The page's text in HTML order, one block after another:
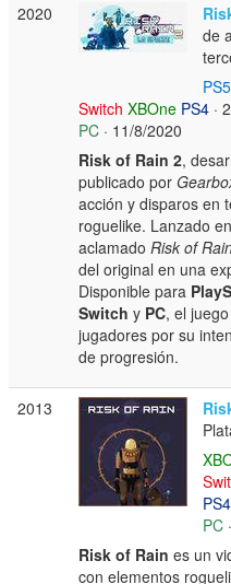
2020
de
PS5
Switch XBOne PS4 ·
PC · 11/8/2020
Risk of Rain 2,
publicado por
acción y disparos en
roguelike. Lanzado
aclamado Risk of
del original en una
Disponible para
Switch y PC, el
jugadores por su
de progresión.
2013
PS4
PC
Risk of Rain es un
con elementos